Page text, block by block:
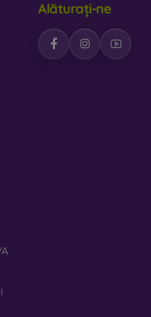
un design interesant.
telefon, fabricate din
Alăturați-ne